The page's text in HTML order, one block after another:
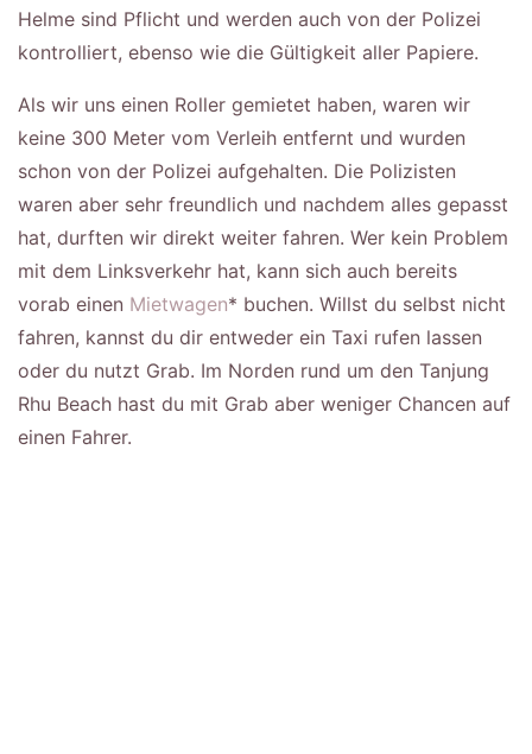
Helme sind Pflicht und werden auch von der Polizei
kontrolliert, ebenso wie die Gültigkeit aller Papiere.
Als wir uns einen Roller gemietet haben, waren wir
keine 300 Meter vom Verleih entfernt und wurden
schon von der Polizei aufgehalten. Die Polizisten
waren aber sehr freundlich und nachdem alles gepasst
hat, durften wir direkt weiter fahren. Wer kein Problem
mit dem Linksverkehr hat, kann sich auch bereits
vorab einen Mietwagen* buchen. Willst du selbst nicht
fahren, kannst du dir entweder ein Taxi rufen lassen
oder du nutzt Grab. Im Norden rund um den Tanjung
Rhu Beach hast du mit Grab aber weniger Chancen auf
einen Fahrer.